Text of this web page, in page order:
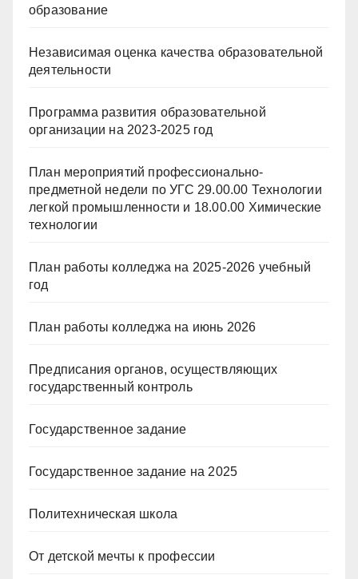
образование
Независимая оценка качества образовательной
деятельности
Программа развития образовательной
организации на 2023-2025 год
План мероприятий профессионально-
предметной недели по УГС 29.00.00 Технологии
легкой промышленности и 18.00.00 Химические
технологии
План работы колледжа на 2025-2026 учебный
год
План работы колледжа на июнь 2026
Предписания органов, осуществляющих
государственный контроль
Государственное задание
Государственное задание на 2025
Политехническая школа
От детской мечты к профессии